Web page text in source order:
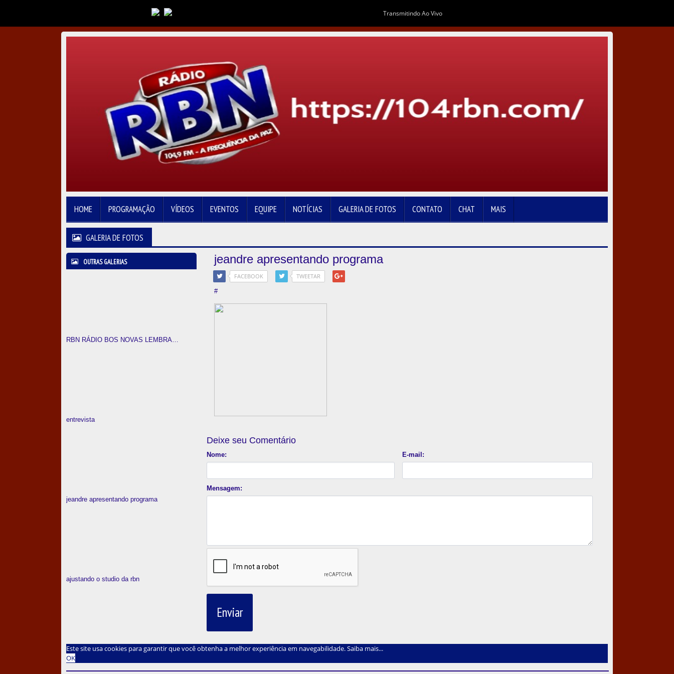
Transmitindo Ao Vivo
HOME PROGRAMAÇÃO VÍDEOS EVENTOS EQUIPE NOTÍCIAS GALERIA DE FOTOS CONTATO CHAT MAIS
GALERIA DE FOTOS
OUTRAS GALERIAS
entrevista
jeandre apresentando programa
ajustando o studio da rbn
jeandre apresentando programa
FACEBOOK
TWEETAR
#
Deixe seu Comentário
Nome: E-mail:
Mensagem:
Enviar
Este site usa cookies para garantir que você obtenha a melhor experiência em navegabilidade.Saiba mais...
OK